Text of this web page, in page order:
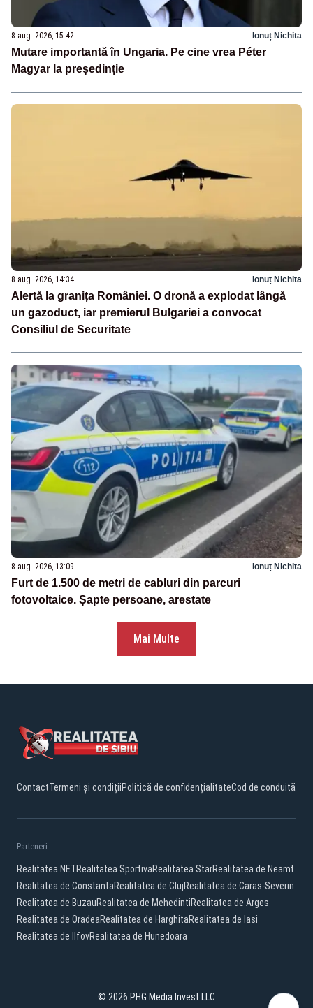
8 aug. 2026, 15:42 Ionuț Nichita
Mutare importantă în Ungaria. Pe cine vrea Péter
Magyar la președinție
8 aug. 2026, 14:34 Ionuț Nichita
Alertă la granița României. O dronă a explodat lângă
un gazoduct, iar premierul Bulgariei a convocat
Consiliul de Securitate
8 aug. 2026, 13:09 Ionuț Nichita
Furt de 1.500 de metri de cabluri din parcuri
fotovoltaice. Șapte persoane, arestate
Mai Multe
ContactTermeni și condițiiPolitică de confidențialitateCod de conduită
Parteneri:
Realitatea.NETRealitatea SportivaRealitatea StarRealitatea de Neamt
Realitatea de ConstantaRealitatea de ClujRealitatea de Caras-Severin
Realitatea de BuzauRealitatea de MehedintiRealitatea de Arges
Realitatea de OradeaRealitatea de HarghitaRealitatea de Iasi
Realitatea de IlfovRealitatea de Hunedoara
© 2026 PHG Media Invest LLC